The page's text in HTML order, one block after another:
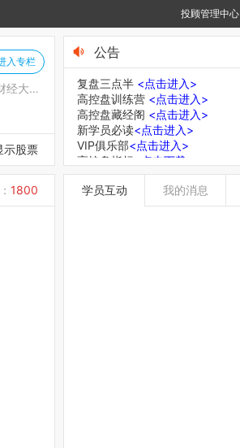
投顾管理中心
投资顾
入专栏
示股票
1800
公告
复盘三点半 <点击进入>
高控盘训练营 <点击进入>
高控盘藏经阁 <点击进入>
新学员必读<点击进入>
VIP俱乐部<点击进入>
高控盘指标 <点击下载>
高控盘指标说明<点击观看>
学员互动 我的消息